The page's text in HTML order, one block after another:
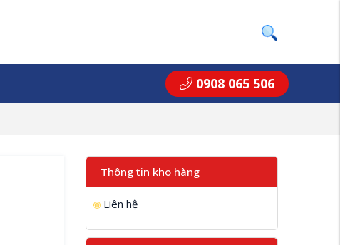
0908 065 506
Thông tin kho hàng
Liên hệ